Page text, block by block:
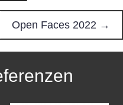
Open Faces 2022 →